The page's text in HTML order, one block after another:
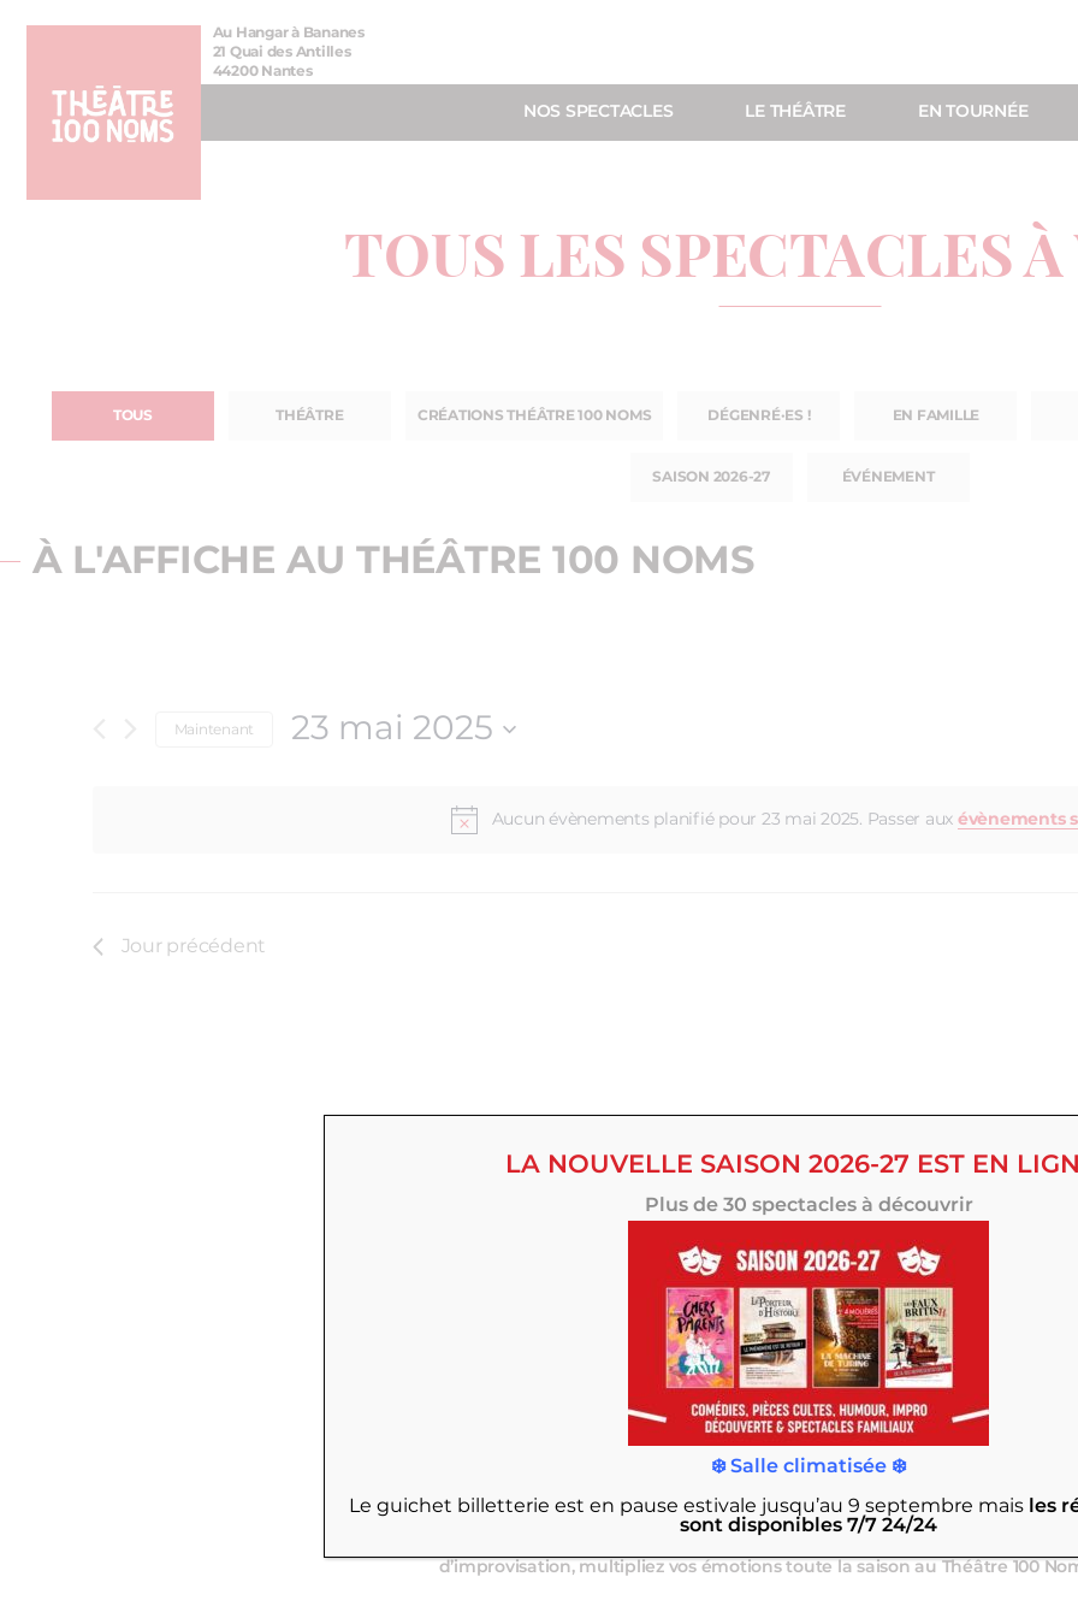
Aller
Aller au
Au Hangar à Bananes
21 Quai des Antilles
44200 Nantes
NOS SPECTACLES LE THÉÂTRE EN TOURNÉE
TOUS LES SPECTACLES
TOUS THÉÂTRE CRÉATIONS THÉÂTRE 100 NOMS DÉGENRÉ·ES ! EN FAMILLE
SAISON 2026-27 ÉVÉNEMENT
À L'AFFICHE AU THÉÂTRE 100 NOMS
Aucun évènements planifié pour 23 mai 2025. Passer aux évènements
Maintenant 23 mai 2025
Jour précédent
Situé au Hangar à Bananes sur l’ile de Nantes, avec 330 places confortables,
découvrez une programmation divertissante aussi accessible
succès, créations originales, comédies, spectacles familiaux, d’humour ou
d’improvisation, multipliez vos émotions toute la saison au Théâtre 100
LA NOUVELLE SAISON 2026-27 EST EN
Plus de 30 spectacles à découvrir
❄️ Salle climatisée ❄️
Le guichet billetterie est en pause estivale jusqu’au 9 septembre maisles
sont disponibles 7/7 24/24